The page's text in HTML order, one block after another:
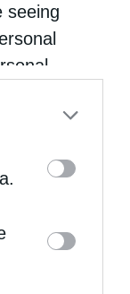
seeing
opt-out
IAB’s list
by us to
Η
θα
της;
και μια πιο
στο
πιο